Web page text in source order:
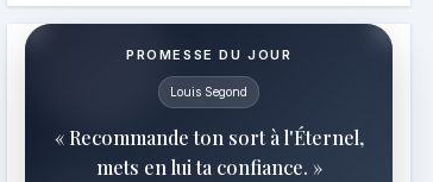
PROMESSE DU JOUR
Louis Segond
« Recommande ton sort à l'Éternel,
mets en lui ta confiance. »